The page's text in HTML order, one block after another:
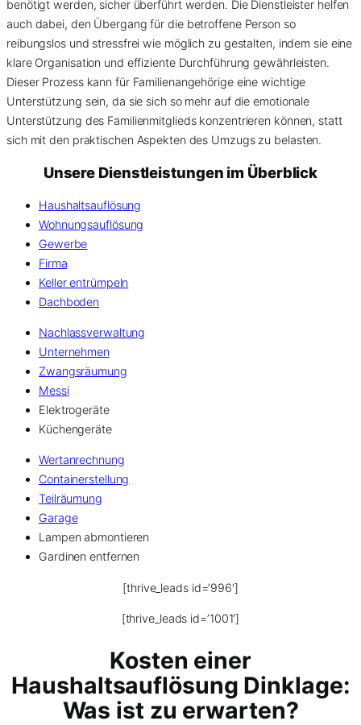
benötigt werden, sicher überführt werden. Die Dienstleister helfen
auch dabei, den Übergang für die betroffene Person so
reibungslos und stressfrei wie möglich zu gestalten, indem sie eine
klare Organisation und effiziente Durchführung gewährleisten.
Dieser Prozess kann für Familienangehörige eine wichtige
Unterstützung sein, da sie sich so mehr auf die emotionale
Unterstützung des Familienmitglieds konzentrieren können, statt
sich mit den praktischen Aspekten des Umzugs zu belasten.
Unsere Dienstleistungen im Überblick
Haushaltsauflösung
Wohnungsauflösung
Gewerbe
Firma
Keller entrümpeln
Dachboden
Nachlassverwaltung
Unternehmen
Zwangsräumung
Messi
Elektrogeräte
Küchengeräte
Wertanrechnung
Containerstellung
Teilräumung
Garage
Lampen abmontieren
Gardinen entfernen
[thrive_leads id=’996′]
[thrive_leads id=’1001′]
Kosten einer
Haushaltsauflösung Dinklage:
Was ist zu erwarten?